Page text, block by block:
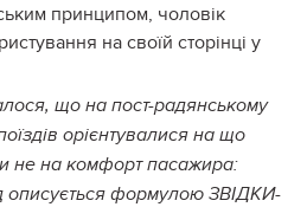
принципом, чоловік
на своїй сторінці у
що на пост-радянському
орієнтувалися на що
не на комфорт пасажира:
описується формулою ЗВІДКИ-